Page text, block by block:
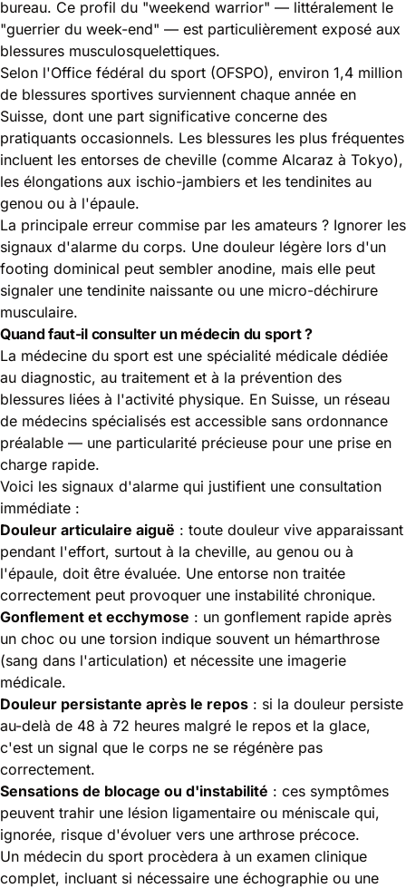
bureau. Ce profil du "weekend warrior" — littéralement le
"guerrier du week-end" — est particulièrement exposé aux
blessures musculosquelettiques.
Selon l'Office fédéral du sport (OFSPO), environ 1,4 million
de blessures sportives surviennent chaque année en
Suisse, dont une part significative concerne des
pratiquants occasionnels. Les blessures les plus fréquentes
incluent les entorses de cheville (comme Alcaraz à Tokyo),
les élongations aux ischio-jambiers et les tendinites au
genou ou à l'épaule.
La principale erreur commise par les amateurs ? Ignorer les
signaux d'alarme du corps. Une douleur légère lors d'un
footing dominical peut sembler anodine, mais elle peut
signaler une tendinite naissante ou une micro-déchirure
musculaire.
Quand faut-il consulter un médecin du sport ?
La médecine du sport est une spécialité médicale dédiée
au diagnostic, au traitement et à la prévention des
blessures liées à l'activité physique. En Suisse, un réseau
de médecins spécialisés est accessible sans ordonnance
préalable — une particularité précieuse pour une prise en
charge rapide.
Voici les signaux d'alarme qui justifient une consultation
immédiate :
Douleur articulaire aiguë : toute douleur vive apparaissant
pendant l'effort, surtout à la cheville, au genou ou à
l'épaule, doit être évaluée. Une entorse non traitée
correctement peut provoquer une instabilité chronique.
Gonflement et ecchymose : un gonflement rapide après
un choc ou une torsion indique souvent un hémarthrose
(sang dans l'articulation) et nécessite une imagerie
médicale.
Douleur persistante après le repos : si la douleur persiste
au-delà de 48 à 72 heures malgré le repos et la glace,
c'est un signal que le corps ne se régénère pas
correctement.
Sensations de blocage ou d'instabilité : ces symptômes
peuvent trahir une lésion ligamentaire ou méniscale qui,
ignorée, risque d'évoluer vers une arthrose précoce.
Un médecin du sport procèdera à un examen clinique
complet, incluant si nécessaire une échographie ou une